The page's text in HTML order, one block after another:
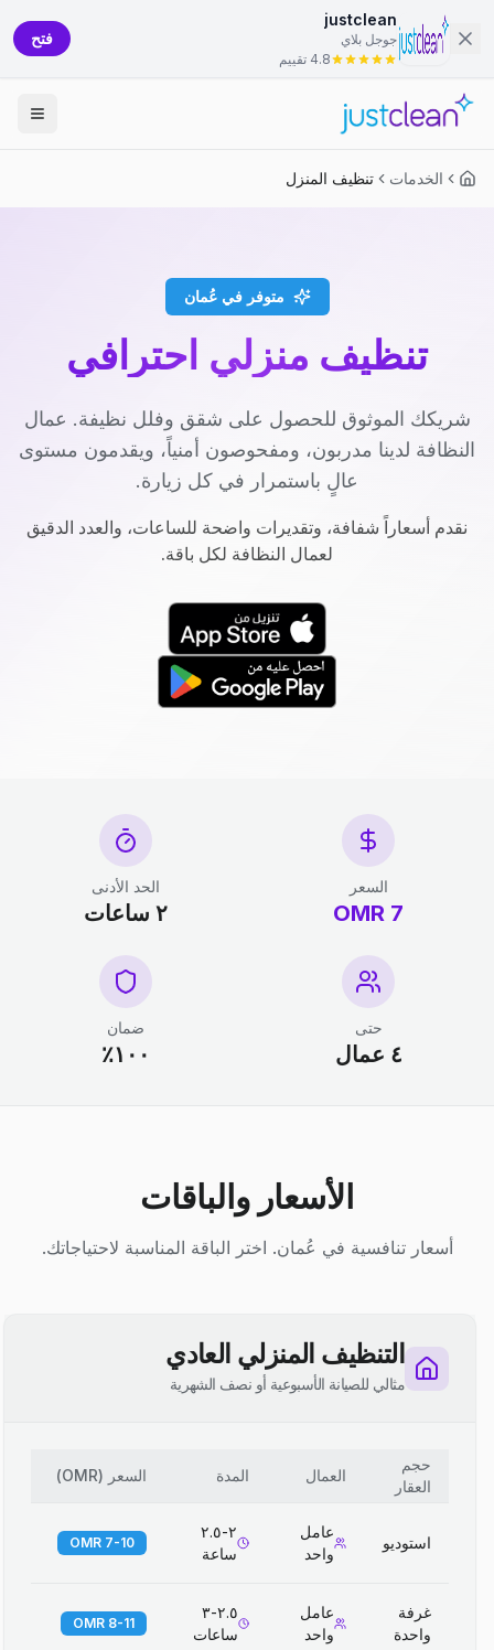
justclean
جوجل بلاي
4.8 تقييم
فتح
الخدمات تنظيف المنزل
متوفر في عُمان
تنظيف منزلي احترافي
شريكك الموثوق للحصول على شقق وفلل نظيفة. عمال
النظافة لدينا مدربون، ومفحوصون أمنياً، ويقدمون مستوى
عالٍ باستمرار في كل زيارة.
نقدم أسعاراً شفافة، وتقديرات واضحة للساعات، والعدد الدقيق
لعمال النظافة لكل باقة.
السعر
7 OMR
الحد الأدنى
٢ ساعات
حتى
٤ عمال
ضمان
١٠٠٪
الأسعار والباقات
أسعار تنافسية في عُمان. اختر الباقة المناسبة لاحتياجاتك.
التنظيف المنزلي العادي
مثالي للصيانة الأسبوعية أو نصف الشهرية
حجم
العقار
العمال المدة السعر (
OMR
)
استوديو
عامل
واحد
٢-٢.٥
ساعة
7-10 OMR
غرفة
واحدة
عامل
واحد
٢.٥-٣
ساعات
8-11 OMR